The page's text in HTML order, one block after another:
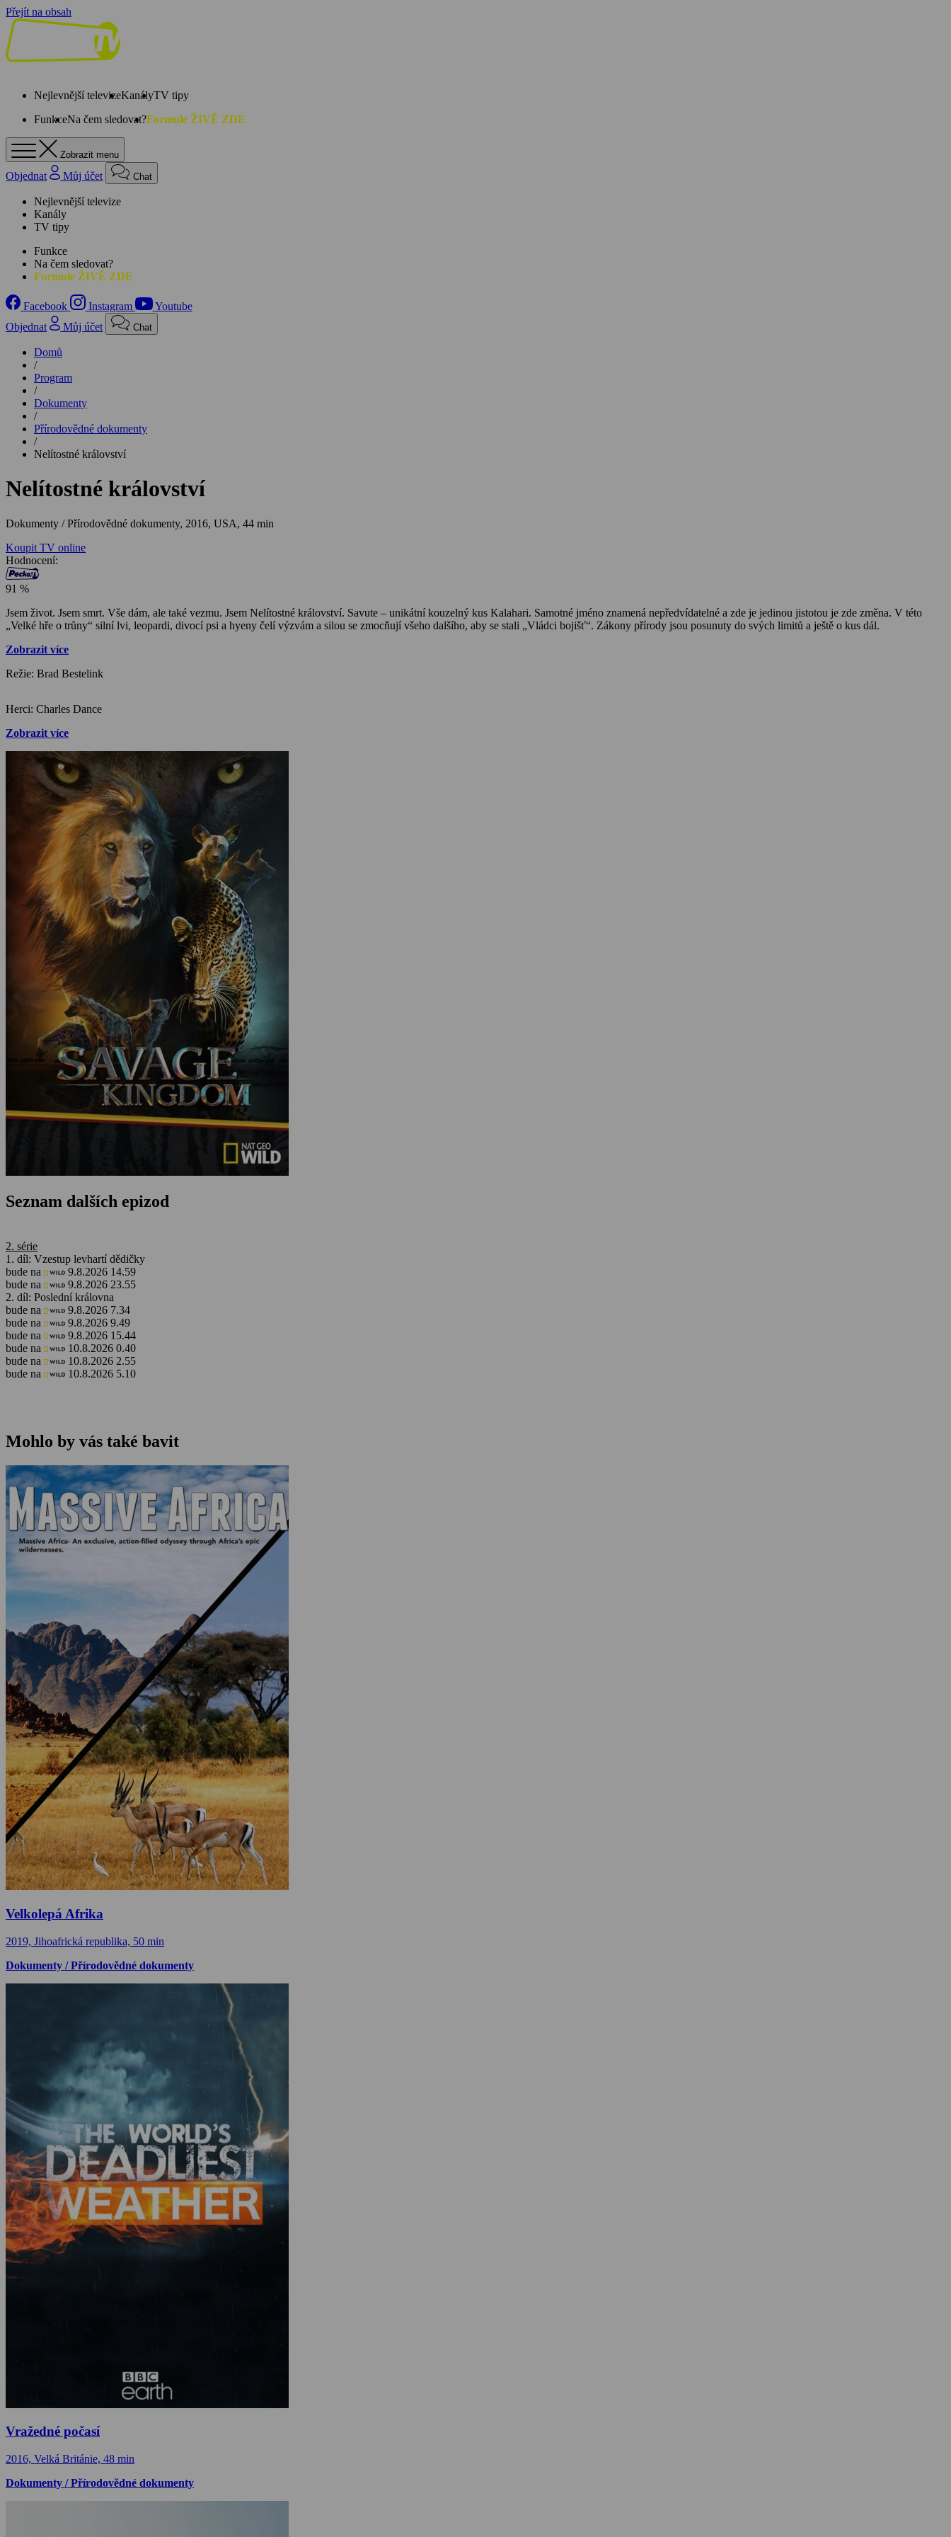
Přejít na obsah
Nejlevnější televizeKanályTV tipy
FunkceNa čem sledovat?Formule ŽIVĚ ZDE
Zobrazit menu
Objednat Můj účet Chat
Nejlevnější televize
Kanály
TV tipy
Funkce
Na čem sledovat?
Formule ŽIVĚ ZDE
Facebook Instagram
Youtube
Objednat
Můj účet Chat
Domů
/
Program
/
Dokumenty
/
Přírodovědné dokumenty
/
Nelítostné království
Nelítostné království
Dokumenty / Přírodovědné dokumenty, 2016, USA, 44 min
Koupit TV online
Hodnocení:
91 %
Jsem život. Jsem smrt. Vše dám, ale také vezmu. Jsem Nelítostné království. Savute – unikátní kouzelný kus Kalahari. Samotné jméno znamená nepředvídatelné a zde je jedinou jistotou je zde změna. V této
„Velké hře o trůny“ silní lvi, leopardi, divocí psi a hyeny čelí výzvám a silou se zmocňují všeho dalšího, aby se stali „Vládci bojišť“. Zákony přírody jsou posunuty do svých limitů a ještě o kus dál.
Zobrazit více
Režie: Brad Bestelink
Herci: Charles Dance
Zobrazit více
Seznam dalších epizod
2. série
1. díl: Vzestup levhartí dědičky
bude na
9.8.2026 14.59
bude na
9.8.2026 23.55
2. díl: Poslední královna
bude na
9.8.2026 7.34
bude na
9.8.2026 9.49
bude na
9.8.2026 15.44
bude na
10.8.2026 0.40
bude na
10.8.2026 2.55
bude na
10.8.2026 5.10
Mohlo by vás také bavit
Velkolepá Afrika
2019, Jihoafrická republika, 50 min
Dokumenty / Přírodovědné dokumenty
Vražedné počasí
2016, Velká Británie, 48 min
Dokumenty / Přírodovědné dokumenty